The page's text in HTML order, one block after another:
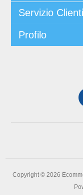
Servizio Clienti
Profilo
Copyright © 2026